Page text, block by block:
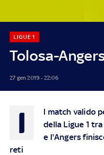
Tolosa-
LIGUE 1
27 gen 2019 - 22:06
I
l match valido
della Ligue 1
e l'Angers
reti